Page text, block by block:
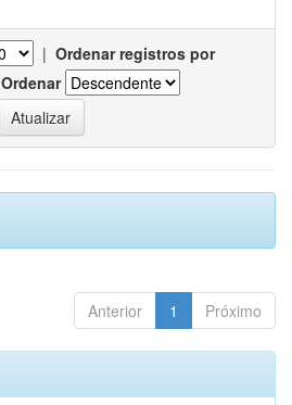
| Ordenar registros por
Ordenar
Anterior 1 Próximo